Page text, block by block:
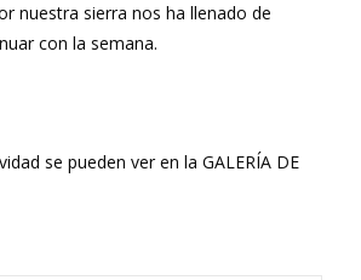
nuestra sierra nos ha llenado de
con la semana.
se pueden ver en la GALERÍA DE